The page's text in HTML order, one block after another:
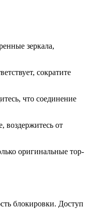
зеркала,
сократите
что соединение
воздержитесь от
оригинальные тор-
блокировки. Доступ